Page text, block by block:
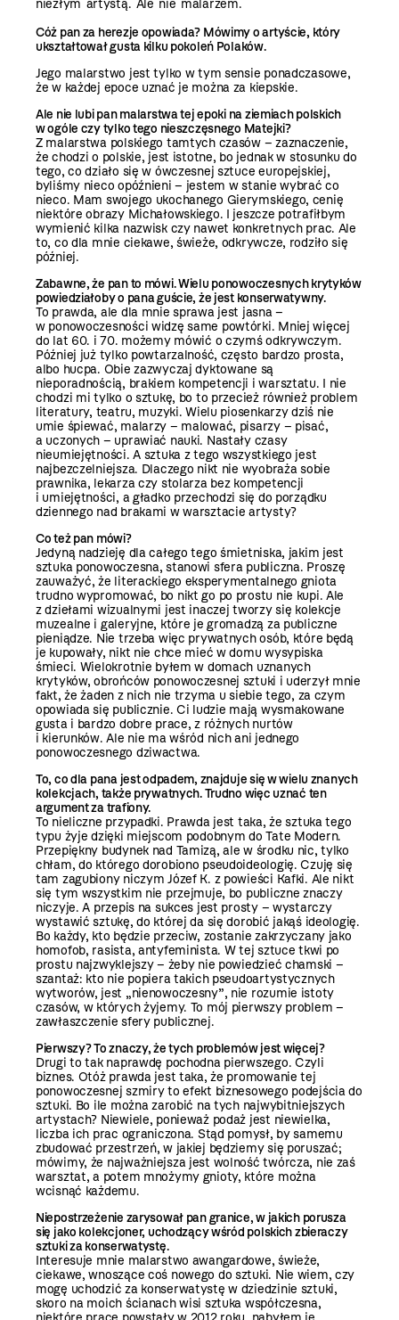
niezłym artystą. Ale nie malarzem.
Cóż pan za herezje opowiada? Mówimy o artyście, który
ukształtował gusta kilku pokoleń Polaków.
Jego malarstwo jest tylko w tym sensie ponadczasowe,
że w każdej epoce uznać je można za kiepskie.
Ale nie lubi pan malarstwa tej epoki na ziemiach polskich
w ogóle czy tylko tego nieszczęsnego Matejki?
Z malarstwa polskiego tamtych czasów – zaznaczenie,
że chodzi o polskie, jest istotne, bo jednak w stosunku do
tego, co działo się w ówczesnej sztuce europejskiej,
byliśmy nieco opóźnieni – jestem w stanie wybrać co
nieco. Mam swojego ukochanego Gierymskiego, cenię
niektóre obrazy Michałowskiego. I jeszcze potrafiłbym
wymienić kilka nazwisk czy nawet konkretnych prac. Ale
to, co dla mnie ciekawe, świeże, odkrywcze, rodziło się
później.
Zabawne, że pan to mówi. Wielu ponowoczesnychkrytyków
powiedziałoby o pana guście, że jest konserwatywny.
To prawda, ale dla mnie sprawa jest jasna –
w ponowoczesności widzę same powtórki. Mniej więcej
do lat 60. i 70. możemy mówić o czymś odkrywczym.
Później już tylko powtarzalność, często bardzo prosta,
albo hucpa. Obie zazwyczaj dyktowane są
nieporadnością, brakiem kompetencji i warsztatu. I nie
chodzi mi tylko o sztukę, bo to przecież również problem
literatury, teatru, muzyki. Wielu piosenkarzy dziś nie
umie śpiewać, malarzy – malować, pisarzy – pisać,
a uczonych – uprawiać nauki. Nastały czasy
nieumiejętności. A sztuka z tego wszystkiego jest
najbezczelniejsza. Dlaczego nikt nie wyobraża sobie
prawnika, lekarza czy stolarza bez kompetencji
i umiejętności, a gładko przechodzi się do porządku
dziennego nad brakami w warsztacie artysty?
Co też pan mówi?
Jedyną nadzieję dla całego tego śmietniska, jakim jest
sztuka ponowoczesna, stanowi sfera publiczna. Proszę
zauważyć, że literackiego eksperymentalnego gniota
trudno wypromować, bo nikt go po prostu nie kupi. Ale
z dziełami wizualnymi jest inaczej tworzy się kolekcje
muzealne i galeryjne, które je gromadzą za publiczne
pieniądze. Nie trzeba więc prywatnych osób, które będą
je kupowały, nikt nie chce mieć w domu wysypiska
śmieci. Wielokrotnie byłem w domach uznanych
krytyków, obrońców ponowoczesnej sztuki i uderzył mnie
fakt, że żaden z nich nie trzyma u siebie tego, za czym
opowiada się publicznie. Ci ludzie mają wysmakowane
gusta i bardzo dobre prace, z różnych nurtów
i kierunków. Ale nie ma wśród nich ani jednego
ponowoczesnego dziwactwa.
To, co dla pana jest odpadem, znajduje się w wielu znanych
kolekcjach, także prywatnych. Trudno więc uznać ten
argument za trafiony.
To nieliczne przypadki. Prawda jest taka, że sztuka tego
typu żyje dzięki miejscom podobnym do Tate Modern.
Przepiękny budynek nad Tamizą, ale w środku nic, tylko
chłam, do którego dorobiono pseudoideologię. Czuję się
tam zagubiony niczym Józef K. z powieści Kafki. Ale nikt
się tym wszystkim nie przejmuje, bo publiczne znaczy
niczyje. A przepis na sukces jest prosty – wystarczy
wystawić sztukę, do której da się dorobić jakąś ideologię.
Bo każdy, kto będzie przeciw, zostanie zakrzyczany jako
homofob, rasista, antyfeminista. W tej sztuce tkwi po
prostu najzwyklejszy – żeby nie powiedzieć chamski –
szantaż: kto nie popiera takich pseudoartystycznych
wytworów, jest „nienowoczesny”, nie rozumie istoty
czasów, w których żyjemy. To mój pierwszy problem –
zawłaszczenie sfery publicznej.
Pierwszy? To znaczy, że tych problemów jestwięcej?
Drugi to tak naprawdę pochodna pierwszego. Czyli
biznes. Otóż prawda jest taka, że promowanie tej
ponowoczesnej szmiry to efekt biznesowego podejścia do
sztuki. Bo ile można zarobić na tych najwybitniejszych
artystach? Niewiele, ponieważ podaż jest niewielka,
liczba ich prac ograniczona. Stąd pomysł, by samemu
zbudować przestrzeń, w jakiej będziemy się poruszać;
mówimy, że najważniejsza jest wolność twórcza, nie zaś
warsztat, a potem mnożymy gnioty, które można
wcisnąć każdemu.
Niepostrzeżenie zarysował pan granice, w jakich porusza
się jako kolekcjoner, uchodzący wśród polskich zbieraczy
sztuki za konserwatystę.
Interesuje mnie malarstwo awangardowe, świeże,
ciekawe, wnoszące coś nowego do sztuki. Nie wiem, czy
mogę uchodzić za konserwatystę w dziedzinie sztuki,
skoro na moich ścianach wisi sztuka współczesna,